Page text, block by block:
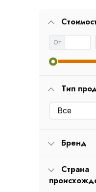
От
Тип
Все
Бренд
Страна